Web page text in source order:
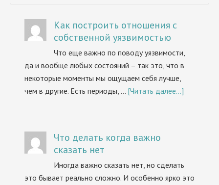
Как построить отношения с
собственной уязвимостью
Что еще важно по поводу уязвимости,
да и вообще любых состояний – так это, что в
некоторые моменты мы ощущаем себя лучше,
чем в другие. Есть периоды, … [Читать далее...]
Что делать когда важно
сказать нет
Иногда важно сказать нет, но сделать
это бывает реально сложно. И особенно ярко это